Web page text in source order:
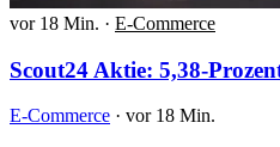
vor 18 Min. · E-Commerce
Scout24 Aktie: 5,38-
E-Commerce · vor 18 Min.